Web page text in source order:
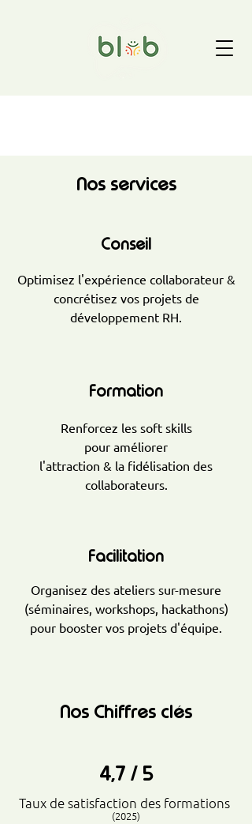
Nos services
Conseil
Optimisez l'expérience collaborateur &
concrétisez vos projets de
développement RH.
Formation
Renforcez les soft skills
pour améliorer
l'attraction & la fidélisation des
collaborateurs.
Facilitation
Organisez des ateliers sur-mesure
(séminaires, workshops, hackathons)
pour booster vos projets d'équipe.
Nos Chiffres clés
4,7 / 5
Taux de satisfaction des formations
(2025)